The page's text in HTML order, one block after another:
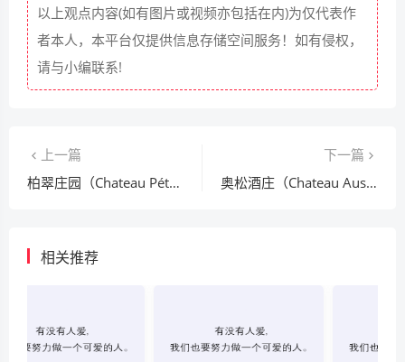
以上观点内容(如有图片或视频亦包括在内)为仅代表作
者本人，本平台仅提供信息存储空间服务！如有侵权，
请与小编联系!
上一篇
柏翠庄园（Chateau Pétrus）
下一篇
奥松酒庄（Chateau Ausone）
相关推荐